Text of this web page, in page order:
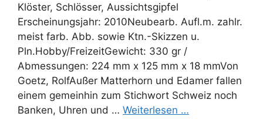
Klöster, Schlösser, Aussichtsgipfel
Erscheinungsjahr: 2010Neubearb. Aufl.m. zahlr.
meist farb. Abb. sowie Ktn.-Skizzen u.
Pln.Hobby/FreizeitGewicht: 330 gr /
Abmessungen: 224 mm x 125 mm x 18 mmVon
Goetz, RolfAußer Matterhorn und Edamer fallen
einem gemeinhin zum Stichwort Schweiz noch
Banken, Uhren und … Weiterlesen …